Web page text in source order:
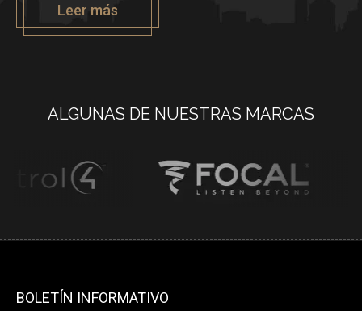
Leer más
ALGUNAS DE NUESTRAS MARCAS
BOLETÍN INFORMATIVO